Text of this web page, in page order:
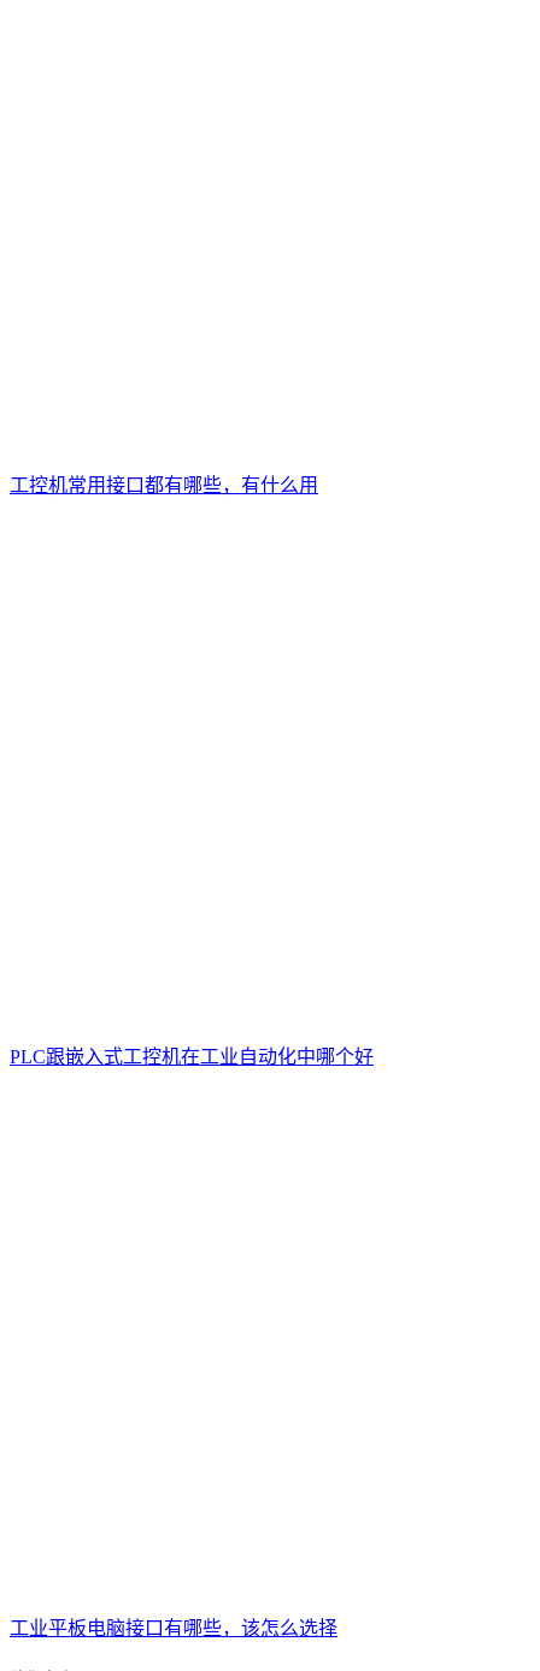
工控机常用接口都有哪些，有什么用
PLC跟嵌入式工控机在工业自动化中哪个好
工业平板电脑接口有哪些，该怎么选择